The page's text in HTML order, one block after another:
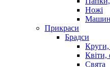
Ножі
Прикраси
Брадси
Круги,
Квіти,
Свята